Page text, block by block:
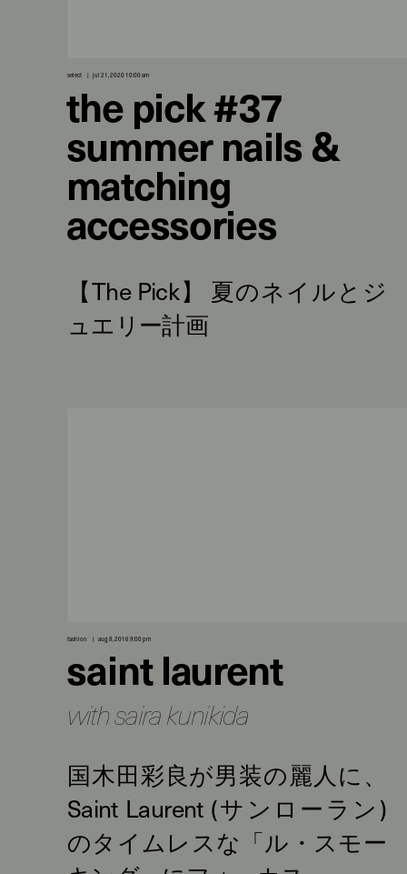
select jul 21, 2020 10:00 am
the pick #37
summer nails &
matching
accessories
fashion aug 8, 2016 9:00 pm
saint laurent
with saira kunikida